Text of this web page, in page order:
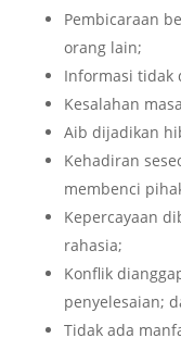
Pembicaraan
orang lain;
Informasi tidak
Kesalahan
Aib dijadikan
Kehadiran
membenci
Kepercayaan
rahasia;
Konflik
penyelesaian;
Tidak ada